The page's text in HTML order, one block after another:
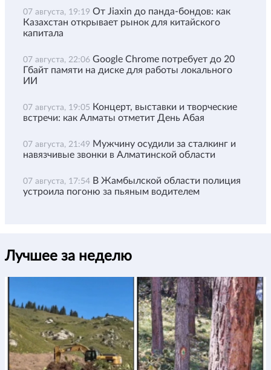
07 августа, 19:19 От Jiaxin до панда-бондов: как
Казахстан открывает рынок для китайского
капитала
07 августа, 22:06 Google Chrome потребует до 20
Гбайт памяти на диске для работы локального
ИИ
07 августа, 19:05 Концерт, выставки и творческие
встречи: как Алматы отметит День Абая
07 августа, 21:49 Мужчину осудили за сталкинг и
навязчивые звонки в Алматинской области
07 августа, 17:54 В Жамбылской области полиция
устроила погоню за пьяным водителем
Лучшее за неделю